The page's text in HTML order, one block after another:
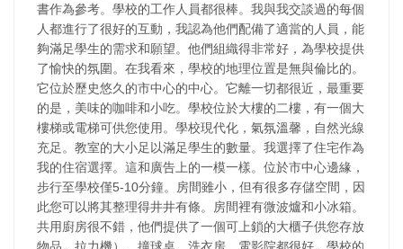
書作為參考。學校的工作人員都很棒。我與我交談過的每個
人都進行了很好的互動，我認為他們配備了適當的人員，能
夠滿足學生的需求和願望。他們組織得非常好，為學校提供
了愉快的氛圍。在我看來，學校的地理位置是無與倫比的。
它位於歷史悠久的市中心的中心。它離一切都很近，最重要
的是，美味的咖啡和小吃。學校位於大樓的二樓，有一個大
樓梯或電梯可供您使用。學校現代化，氣氛溫馨，自然光線
充足。教室的大小足以滿足學生的數量。我選擇了住宅作為
我的住宿選擇。這和廣告上的一模一樣。位於市中心邊緣，
步行至學校僅5-10分鐘。房間雖小，但有很多存儲空間，因
此您可以將其整理得井井有條。房間裡有微波爐和小冰箱。
共用廚房很不錯，他們提供了一個可上鎖的大櫃子供您存放